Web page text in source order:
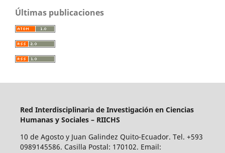
Últimas publicaciones
Red Interdisciplinaria de Investigación en Ciencias
Humanas y Sociales – RIICHS
10 de Agosto y Juan Galindez Quito-Ecuador. Tel. +593
0989145586. Casilla Postal: 170102. Email: